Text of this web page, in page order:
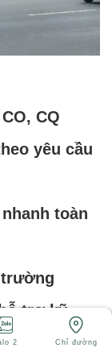
CQ
yêu cầu
toàn
trợ kỹ
2 Chỉ đường